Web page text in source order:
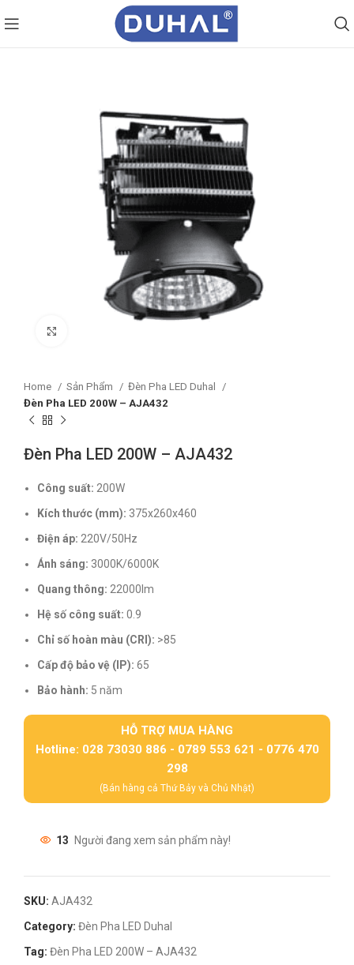
Home Sản Phẩm
Đèn Pha LED Duhal
Đèn Pha LED 200W – AJA432
Đèn Pha LED 200W – AJA432
Công suất: 200W
Kích thước (mm): 375x260x460
Điện áp: 220V/50Hz
Ánh sáng: 3000K/6000K
Quang thông: 22000lm
Hệ số công suất: 0.9
Chỉ số hoàn màu (CRI): >85
Cấp độ bảo vệ (IP): 65
Bảo hành: 5 năm
HỖ TRỢ MUA HÀNG
Hotline: 028 73030 886 - 0789 553 621 - 0776 470
298
(Bán hàng cả Thứ Bảy và Chủ Nhật)
13 Người đang xem sản phẩm này!
SKU: AJA432
Category: Đèn Pha LED Duhal
Tag: Đèn Pha LED 200W – AJA432